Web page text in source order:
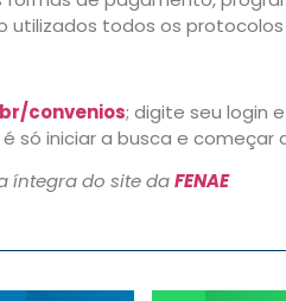
utilizados todos os
convenios; digite seu login
só iniciar a busca e começar
íntegra do site daFENAE